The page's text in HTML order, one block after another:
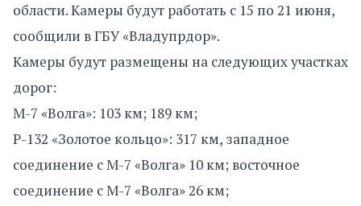
области. Камеры будут работать с 15 по 21 июня,
сообщили в ГБУ «Владупрдор».
Камеры будут размещены на следующих участках
дорог:
М-7 «Волга»: 103 км; 189 км;
Р-132 «Золотое кольцо»: 317 км, западное
соединение с М-7 «Волга» 10 км; восточное
соединение с М-7 «Волга» 26 км;